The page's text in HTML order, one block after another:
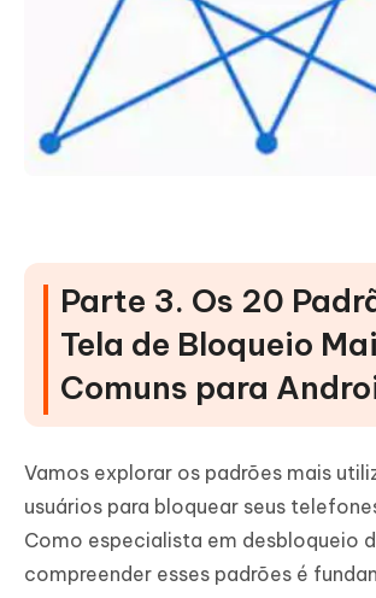
Parte 3. Os 20
Tela de Bloqueio
Comuns para
Vamos explorar os padrões mais
usuários para bloquear seus
Como especialista em desbloqueio
compreender esses padrões é